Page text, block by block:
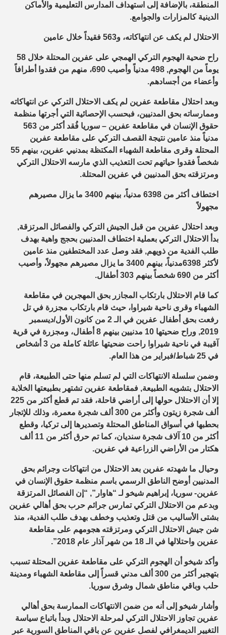
المنطقة، بالإضافة إلى استهداف المدارس التعليمية والأماكن
الدينية كالمزارات والجوامع.
الاحتلال لم يكف عن انتهاكاته، و563 فقيداً خلال عامين
راح ضحية الهجوم التركي الهمجي على عفرين المحتلة خلال 58
يوماً من الهجوم, 498 مدنياً وأصيب 690، منهم من فقدوا أطرافاً
وأعضاء من أجسادهم.
وبعد احتلال مقاطعة عفرين لم يكف الاحتلال التركي عن انتهاكاته
وممارساته بحق المدنيين، فبحسب الإحصائية التي أجرتها منظمة
حقوق الإنسان في مقاطعة عفرين – سوريا فُقد أكثر من 563
مدنياً منذ عامين نتيجة القصف التركي على مقاطعة عفرين
المحتلة وقرى مقاطعة الشهباء المكتظة بمدنيي عفرين، بينهم 55
شخصاً فقدوا حياتهم تحت التعذيب الذي مارسه الاحتلال التركي
ومرتزقته بحق المدنيين في عفرين المحتلة.
اختطاف أكثر من 6398 مدنياً، بينهم 3400 ما يزال مصيرهم
مجهولاً
وبعد احتلال عفرين من قبل الجيش التركي والفصائل المرتزقة,
بدأ الاحتلال التركي بعملية اختطاف المدنيين بحجج واهية بهدف
طلب الفدية من ذويهم, فقد وصل عدد المختطفين منذ عامين
لأكثر 6398مدنياً، بينهم 3400 ما يزال مصيرهم مجهولاً، وأصيب
أكثر من 690 شخصاً بينهم 303 أطفال.
كما قام الاحتلال بارتكاب المجازر بحق المهجرين في مقاطعة
الشهباء وقرى ناحية شيراوا، حيث قام بارتكاب مجزرة في تل
رفعت بحق أطفال عفرين في الـ 2 من كانون الأول/ديسمبر
2019, وراح ضحيتها 10 مدنيين بينهم 8 أطفال، ومجزرة في قرية
آقيبة في ناحية شيراوا راحت ضحيتها عائلة كاملة من 3 أشخاص
في 25 شباط/فبراير من هذا العام.
وضمن سلسلة الانتهاكات التي لم تسلم منها حتى الطبيعة، قام
الاحتلال بتشويه الطبيعة, فمقاطعة عفرين تشتهر بطبيعتها الخلابة
إلا أن الاحتلال حولها إلى أراضي قاحلة، فقد تم قطع أكثر من 225
ألف شجرة زيتون وأكثر من 300 ألف شجرة معمرة، وذلك للإتجار
بحطبها في أسواق المناطق المحتلة وتصديرها إلى تركيا، وقطع
أكثر من 10 آلاف شجرة سنديان، كما تم حرق أكثر من 11 ألف
هكتار من الأراضي الزراعية في عفرين.
وحيال ما شهدته عفرين بعد الاحتلال من انتهاكات وجرائم بحق
المدنيين أوضح الناطق الرسمي باسم منظمة حقوق الإنسان في
عفرين- سوريا، إبراهيم شيخو لـ “هاوار”, “إن الفصائل المرتزقة
وبدعم من الاحتلال التركي تمارس جرائم حرب بحق أهالي عفرين
بشتى الأساليب من قتل وتعذيب وخطف بهدف طلب الفدية، منذ
شن جيش الاحتلال التركي ومرتزقته هجومهم على مقاطعة
عفرين واحتلالها في الـ 18 من شهر آذار عام 2018”.
وأكد شيخو أن الهجوم التركي على مقاطعة عفرين المحتلة تسبب
بتهجير أكثر من 300 ألف مدني قسراً إلى مقاطعة الشهباء ومدينة
حلب وباقي مناطق شمال وشرق سوريا.
وأشار شيخو إلى أنه من ضمن الانتهاكات الممارسة بحق أهالي
عفرين تجاوز الاحتلال التركي لمرحلة الاحتلال وبدأ باتباع سياسة
التغيير الديمغرافي لفصل عفرين عن باقي المناطق السورية عبر